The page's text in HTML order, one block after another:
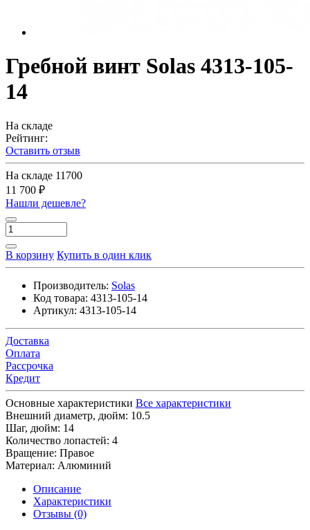
Гребной винт Solas 4313-105-
14
На складе
Рейтинг:
Оставить отзыв
На складе 11700
11 700 ₽
Нашли дешевле?
В корзину Купить в один клик
Производитель: Solas
Код товара: 4313-105-14
Артикул: 4313-105-14
Доставка
Оплата
Рассрочка
Кредит
Основные характеристики Все характеристики
Внешний диаметр, дюйм: 10.5
Шаг, дюйм: 14
Количество лопастей: 4
Вращение: Правое
Материал: Алюминий
Описание
Характеристики
Отзывы (0)